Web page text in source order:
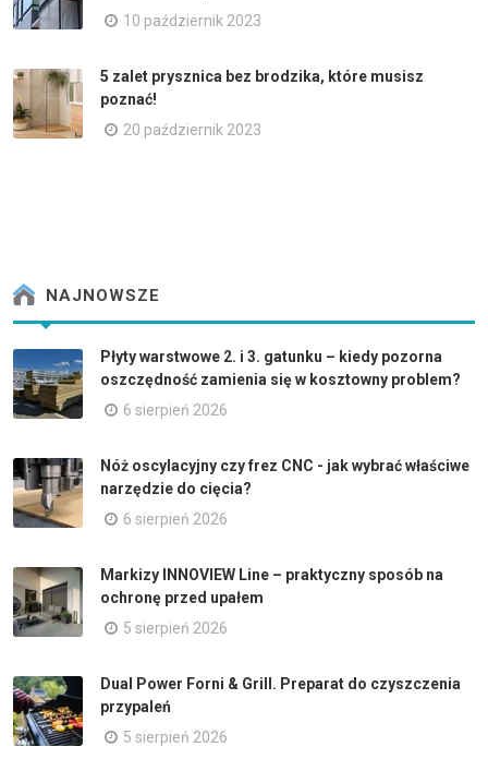
10 październik 2023
5 zalet prysznica bez brodzika, które musisz
poznać!
20 październik 2023
NAJNOWSZE
Płyty warstwowe 2. i 3. gatunku – kiedy pozorna
oszczędność zamienia się w kosztowny problem?
6 sierpień 2026
Nóż oscylacyjny czy frez CNC - jak wybrać właściwe
narzędzie do cięcia?
6 sierpień 2026
Markizy INNOVIEW Line – praktyczny sposób na
ochronę przed upałem
5 sierpień 2026
Dual Power Forni & Grill. Preparat do czyszczenia
przypaleń
5 sierpień 2026